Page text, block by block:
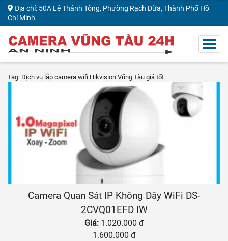
Địa chỉ: 50A Lê Thánh Tông, Phường Rạch Dừa, Thành Phố Hồ
Chí Minh
Tag: Dịch vụ lắp camera wifi Hikvision Vũng Tàu giá tốt ​
Camera Quan Sát IP Không Dây WiFi DS-
2CVQ01EFD IW
Giá: 1.020.000 đ
1.600.000 đ